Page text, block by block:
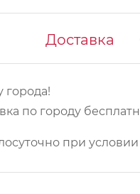
Доставка
города!
по городу
при